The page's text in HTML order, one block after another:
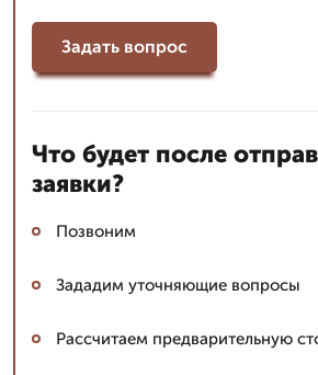
Задать вопрос
Что будет после
заявки?
Позвоним
Зададим уточняющие вопросы
Рассчитаем предварительную